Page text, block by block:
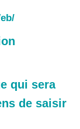
qui sera
de saisir